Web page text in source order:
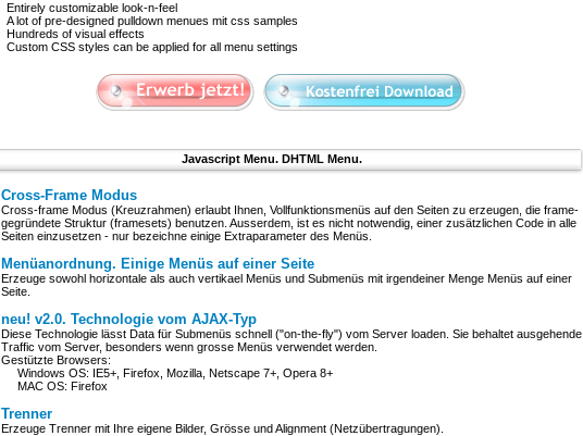
Entirely customizable look-n-feel
A lot of pre-designed pulldown menues mit css samples
Hundreds of visual effects
Custom CSS styles can be applied for all menu settings
Javascript Menu. DHTML Menu.
Cross-Frame Modus
Cross-frame Modus (Kreuzrahmen) erlaubt Ihnen, Vollfunktionsmenüs auf den Seiten zu erzeugen, die frame-
gegründete Struktur (framesets) benutzen. Ausserdem, ist es nicht notwendig, einer zusätzlichen Code in alle
Seiten einzusetzen - nur bezeichne einige Extraparameter des Menüs.
Menüanordnung. Einige Menüs auf einer Seite
Erzeuge sowohl horizontale als auch vertikael Menüs und Submenüs mit irgendeiner Menge Menüs auf einer
Seite.
neu! v2.0. Technologie vom AJAX-Typ
Diese Technologie lässt Data für Submenüs schnell ("on-the-fly") vom Server loaden. Sie behaltet ausgehende
Traffic vom Server, besonders wenn grosse Menüs verwendet werden.
Gestützte Browsers:
Windows OS: IE5+, Firefox, Mozilla, Netscape 7+, Opera 8+
MAC OS: Firefox
Trenner
Erzeuge Trenner mit Ihre eigene Bilder, Grösse und Alignment (Netzübertragungen).